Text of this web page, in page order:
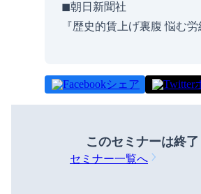
◼︎朝日新聞社
『歴史的賃上げ裏腹 悩む労
シェア
このセミナーは終
セミナー一覧へ